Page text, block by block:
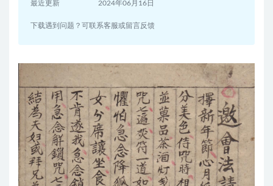
最近更新 2024年06月16日
下载遇到问题？可联系客服或留言反馈